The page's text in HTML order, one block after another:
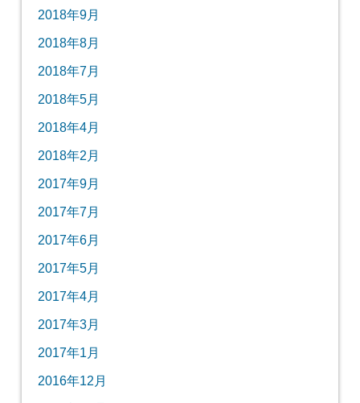
2018年9月
2018年8月
2018年7月
2018年5月
2018年4月
2018年2月
2017年9月
2017年7月
2017年6月
2017年5月
2017年4月
2017年3月
2017年1月
2016年12月